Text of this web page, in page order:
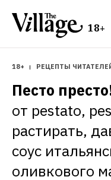
18+
18+ РЕЦЕПТЫ
Песто
от pestato,
растирать,
соус
оливкового